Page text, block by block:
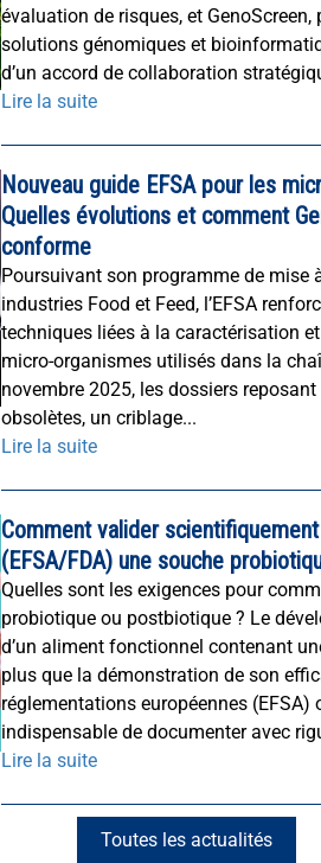
évaluation de risques, et
solutions génomiques et
d’un accord de collaboration
Lire la suite
Nouveau guide EFSA pour les
Quelles évolutions et comment
conforme
Poursuivant son programme de mise
industries Food et Feed, l’EFSA
techniques liées à la caractérisation
micro-organismes utilisés dans la
novembre 2025, les dossiers
obsolètes, un criblage...
Lire la suite
Comment valider
(EFSA/FDA) une souche
Quelles sont les exigences pour
probiotique ou postbiotique ? Le
d’un aliment fonctionnel contenant
plus que la démonstration de son
réglementations européennes (EFSA)
indispensable de documenter avec
Lire la suite
Toutes les actualités